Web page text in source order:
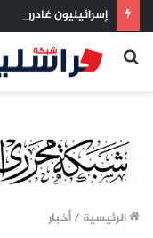
إسرائيليون غادروا
بحث
الرئيسية /أخبار